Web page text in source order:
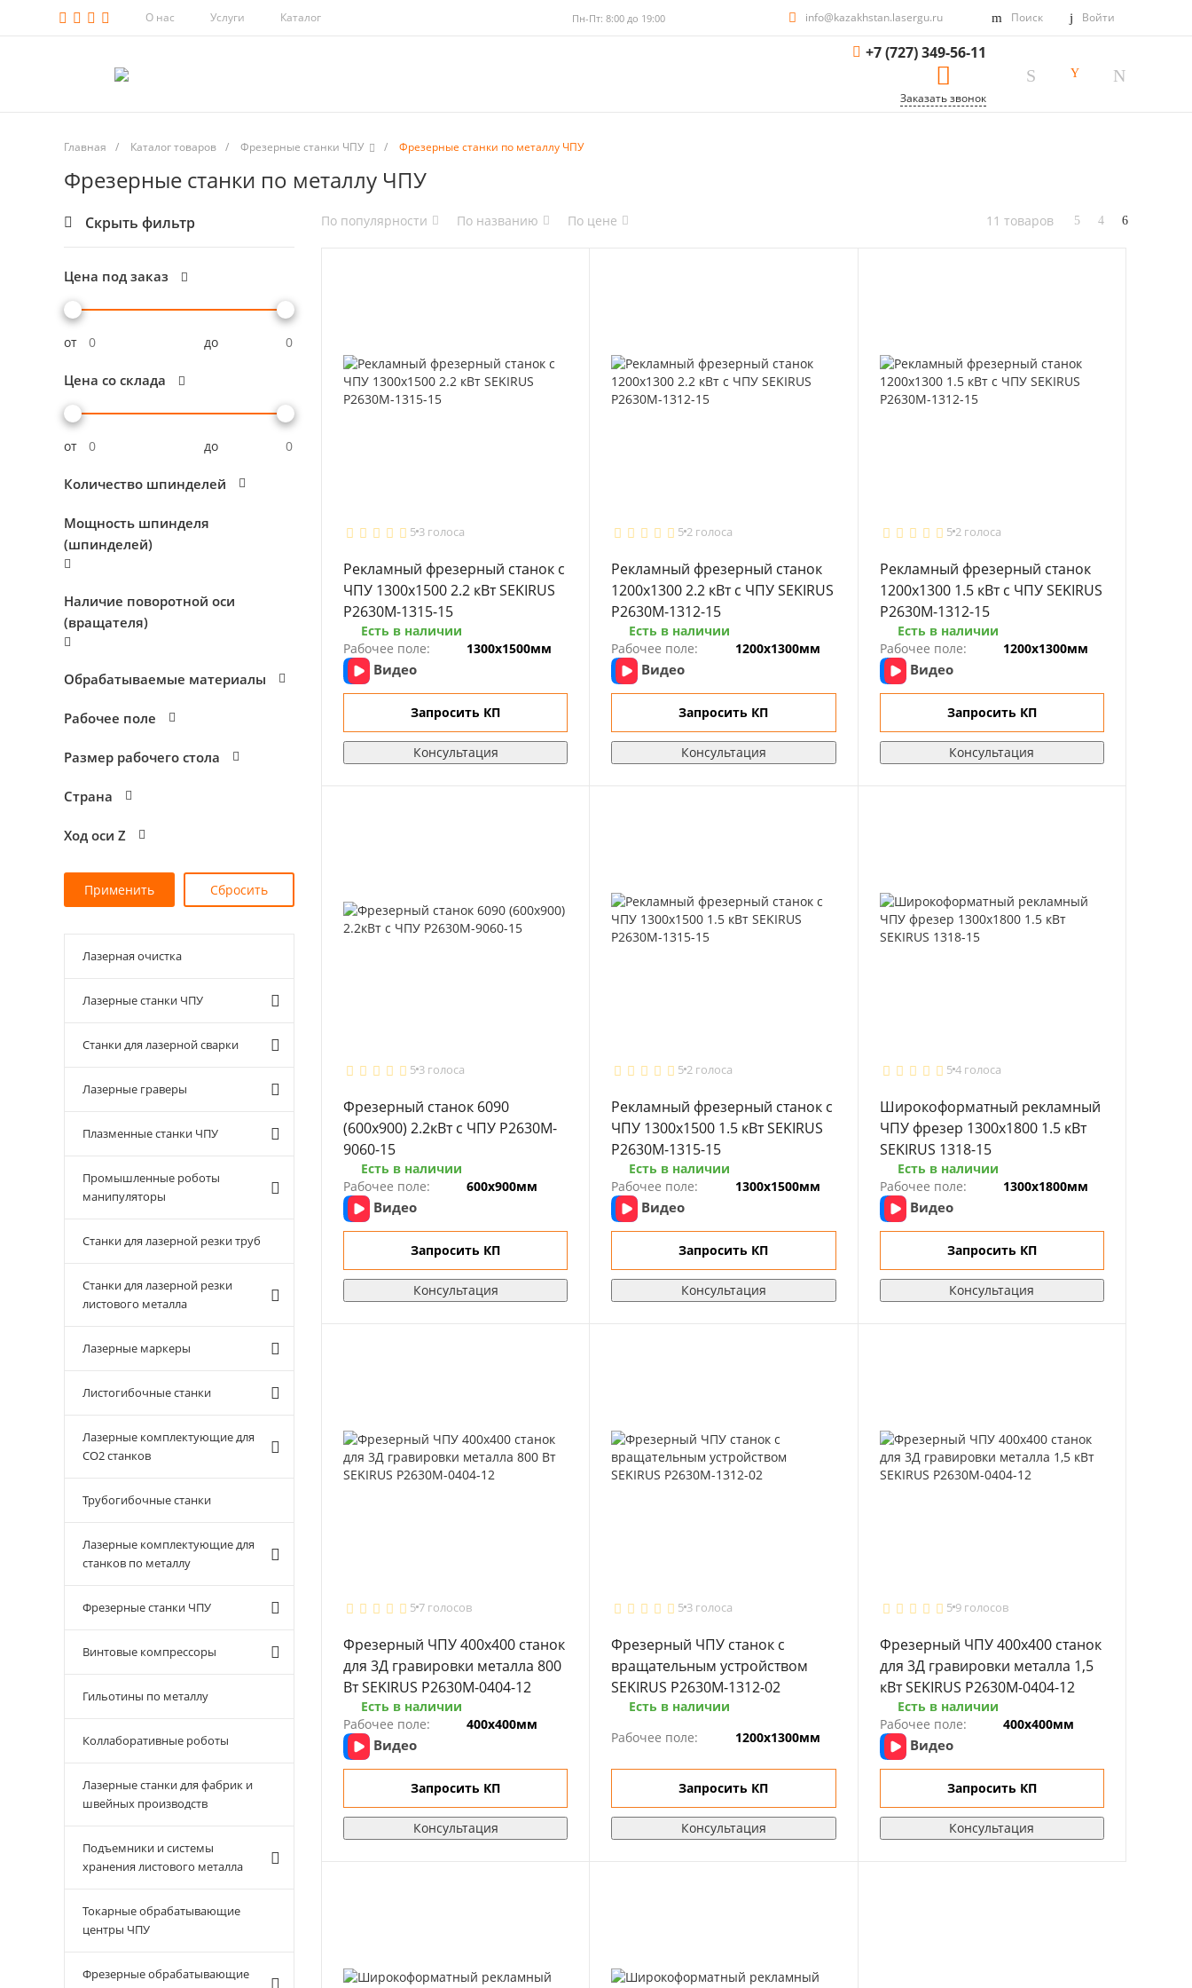
О нас Услуги Каталог Пн-Пт: 8:00 до 19:00 info@kazakhstan.lasergu.ru Поиск Войти
+7 (727) 349-56-11
Заказать звонок
Главная / Каталог товаров / Фрезерные станки ЧПУ / Фрезерные станки по металлу ЧПУ
Фрезерные станки по металлу ЧПУ
Скрыть фильтр
Цена под заказ
от до
Цена со склада
от до
Количество шпинделей
Мощность шпинделя
(шпинделей)
Наличие поворотной оси
(вращателя)
Обрабатываемые материалы
Рабочее поле
Размер рабочего стола
Страна
Ход оси Z
Лазерная очистка
Лазерные станки ЧПУ
Станки для лазерной сварки
Лазерные граверы
Плазменные станки ЧПУ
Промышленные роботы
манипуляторы
Станки для лазерной резки труб
Станки для лазерной резки
листового металла
Лазерные маркеры
Листогибочные станки
Лазерные комплектующие для
CO2 станков
Трубогибочные станки
Лазерные комплектующие для
станков по металлу
Фрезерные станки ЧПУ
Винтовые компрессоры
Гильотины по металлу
Коллаборативные роботы
Лазерные станки для фабрик и
швейных производств
Подъемники и системы
хранения листового металла
Токарные обрабатывающие
центры ЧПУ
Фрезерные обрабатывающие
По популярности По названию По цене 11 товаров
5 3 голоса
Рекламный фрезерный станок с
ЧПУ 1300x1500 2.2 кВт SEKIRUS
P2630M-1315-15
Есть в наличии
Рабочее поле:
1300х1500мм
Видео
Запросить КП
Консультация
52 голоса
Рекламный фрезерный станок
1200x1300 2.2 кВт с ЧПУ SEKIRUS
P2630M-1312-15
Есть в наличии
Рабочее поле:
1200х1300мм
Видео
Запросить КП
Консультация
52 голоса
Рекламный фрезерный станок
1200x1300 1.5 кВт с ЧПУ SEKIRUS
P2630M-1312-15
Есть в наличии
Рабочее поле:
1200х1300мм
Видео
Запросить КП
Консультация
5 3 голоса
Фрезерный станок 6090
(600х900) 2.2кВт с ЧПУ P2630M-
9060-15
Есть в наличии
Рабочее поле:
600х900мм
Видео
Запросить КП
Консультация
52 голоса
Рекламный фрезерный станок с
ЧПУ 1300x1500 1.5 кВт SEKIRUS
P2630M-1315-15
Есть в наличии
Рабочее поле:
1300х1500мм
Видео
Запросить КП
Консультация
54 голоса
Широкоформатный рекламный
ЧПУ фрезер 1300x1800 1.5 кВт
SEKIRUS 1318-15
Есть в наличии
Рабочее поле:
1300х1800мм
Видео
Запросить КП
Консультация
57 голосов
Фрезерный ЧПУ 400х400 станок
для 3Д гравировки металла 800
Вт SEKIRUS P2630M-0404-12
Есть в наличии
Рабочее поле:
400х400мм
Видео
Запросить КП
Консультация
5 3 голоса
Фрезерный ЧПУ станок с
вращательным устройством
SEKIRUS P2630M-1312-02
Есть в наличии
Рабочее поле:
1200х1300мм
Запросить КП
Консультация
59 голосов
Фрезерный ЧПУ 400х400 станок
для 3Д гравировки металла 1,5
кВт SEKIRUS P2630M-0404-12
Есть в наличии
Рабочее поле:
400х400мм
Видео
Запросить КП
Консультация